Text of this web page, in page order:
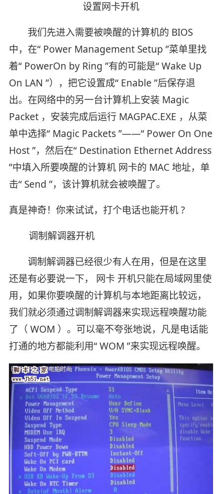
设置网卡开机
我们先进入需要被唤醒的计算机的 BIOS
中，在“ Power Management Setup ”菜单里找
着“ PowerOn by Ring ”有的可能是“ Wake Up
On LAN ”），把它设置成“ Enable ”后保存退
出。在网络中的另一台计算机上安装 Magic
Packet ，安装完成后运行 MAGPAC.EXE ，从菜
单中选择“ Magic Packets ”——“ Power On One
Host ”，然后在“ Destination Ethernet Address
”中填入所要唤醒的计算机 网卡的 MAC 地址，单
击“ Send ”，该计算机就会被唤醒了。
真是神奇！你来试试，打个电话也能开机 ?
调制解调器开机
调制解调器已经很少有人在用，但是在这里
还是有必要说一下， 网卡 开机只能在局域网里使
用，如果你要唤醒的计算机与本地距离比较远，
我们就必须通过调制解调器来实现远程唤醒功能
了（ WOM ）。可以毫不夸张地说，凡是电话能
打通的地方都能利用“ WOM ”来实现远程唤醒。